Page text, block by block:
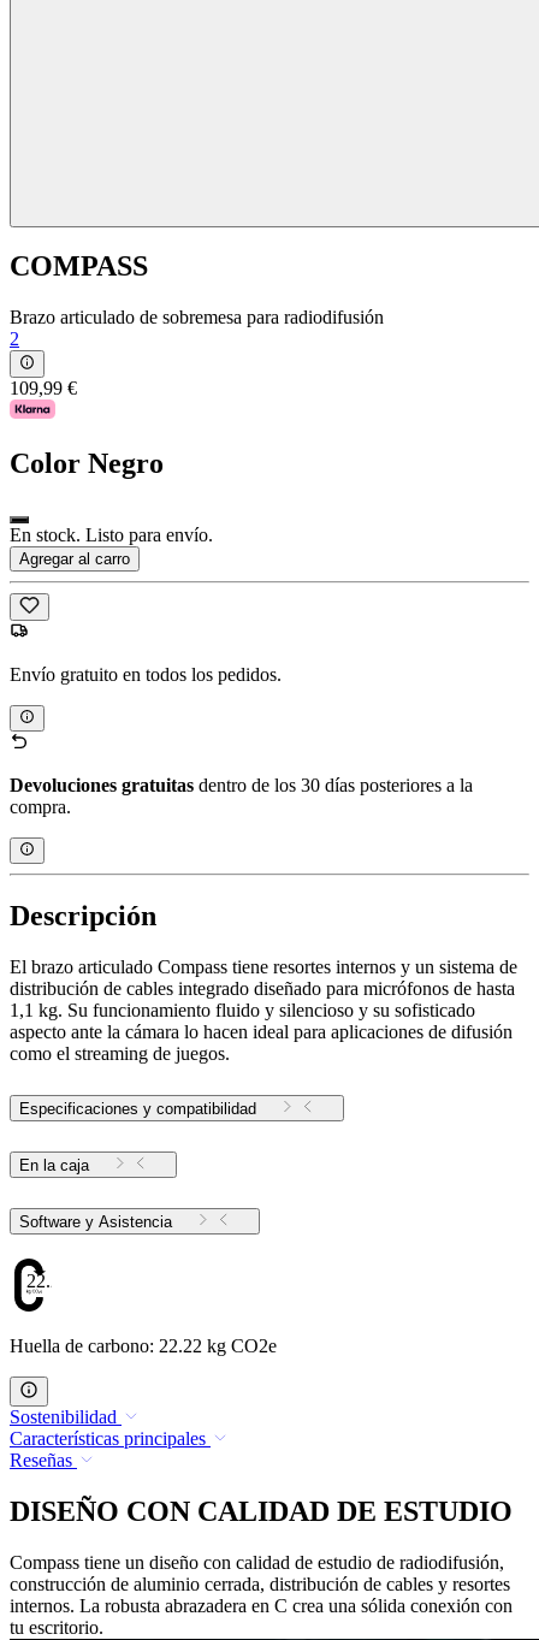
COMPASS
Brazo articulado de sobremesa para radiodifusión
2
109,99 €
Color Negro
En stock. Listo para envío.
Agregar al carro
Envío gratuito en todos los pedidos.
Devoluciones gratuitas dentro de los 30 días posteriores a la
compra.
Descripción
El brazo articulado Compass tiene resortes internos y un sistema de
distribución de cables integrado diseñado para micrófonos de hasta
1,1 kg. Su funcionamiento fluido y silencioso y su sofisticado
aspecto ante la cámara lo hacen ideal para aplicaciones de difusión
como el streaming de juegos.
Especificaciones y compatibilidad
En la caja
Software y Asistencia
22.22
Huella de carbono: 22.22 kg CO2e
Sostenibilidad
Características principales
Reseñas
DISEÑO CON CALIDAD DE ESTUDIO
Compass tiene un diseño con calidad de estudio de radiodifusión,
construcción de aluminio cerrada, distribución de cables y resortes
internos. La robusta abrazadera en C crea una sólida conexión con
tu escritorio.